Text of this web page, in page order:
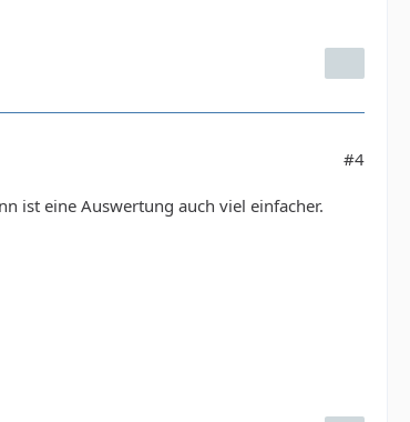
#4
ist eine Auswertung auch viel einfacher.